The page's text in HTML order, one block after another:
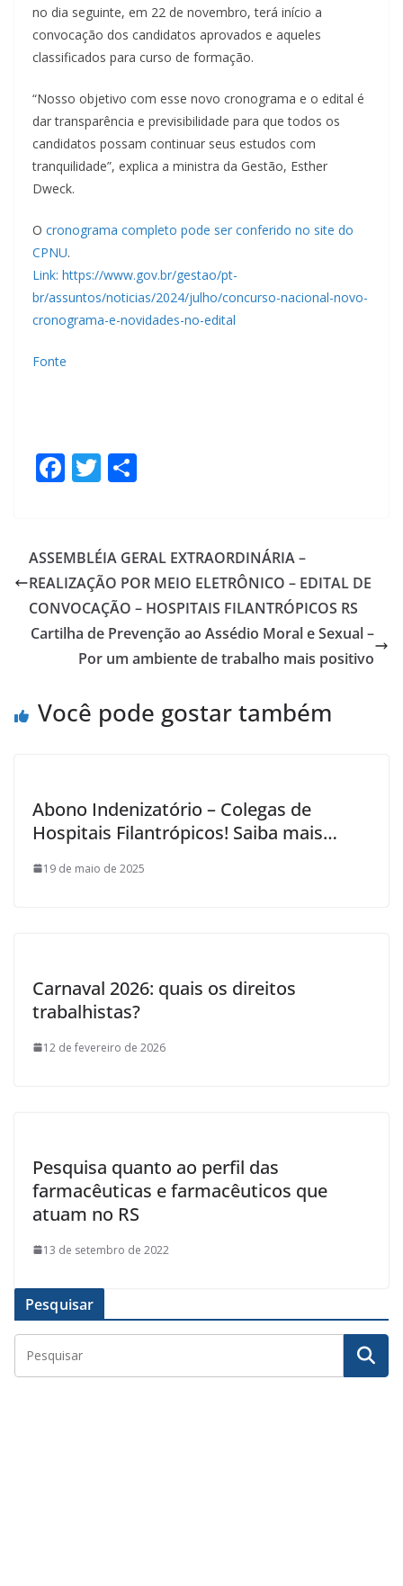
no dia seguinte, em 22 de novembro, terá início a
convocação dos candidatos aprovados e aqueles
classificados para curso de formação.
“Nosso objetivo com esse novo cronograma e o edital é
dar transparência e previsibilidade para que todos os
candidatos possam continuar seus estudos com
tranquilidade”, explica a ministra da Gestão, Esther
Dweck.
O cronograma completo pode ser conferido no site do
CPNU.
Link: https://www.gov.br/gestao/pt-
br/assuntos/noticias/2024/julho/concurso-nacional-novo-
cronograma-e-novidades-no-edital
Fonte
F
b
o
o
k
T
er e
ASSEMBLÉIA GERAL EXTRAORDINÁRIA –
REALIZAÇÃO POR MEIO ELETRÔNICO – EDITAL DE
CONVOCAÇÃO – HOSPITAIS FILANTRÓPICOS RS
Cartilha de Prevenção ao Assédio Moral e Sexual –
Por um ambiente de trabalho mais positivo
Você pode gostar também
Abono Indenizatório – Colegas de
Hospitais Filantrópicos! Saiba mais…
19 de maio de 2025
Carnaval 2026: quais os direitos
trabalhistas?
12 de fevereiro de 2026
Pesquisa quanto ao perfil das
farmacêuticas e farmacêuticos que
atuam no RS
13 de setembro de 2022
Pesquisar